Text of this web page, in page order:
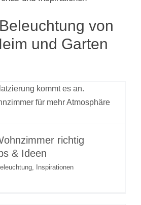
von
und Garten
Wohnzimmer richtig
– Tipps & Ideen
richtig
& Ideen
, Inspirationen